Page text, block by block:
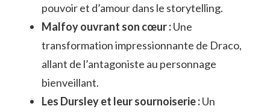
pouvoir et d’amour dans le storytelling.
Malfoy ouvrant son cœur :Une
transformation impressionnante de Draco,
allant de l’antagoniste au personnage
bienveillant.
Les Dursley et leur sournoiserie :Un